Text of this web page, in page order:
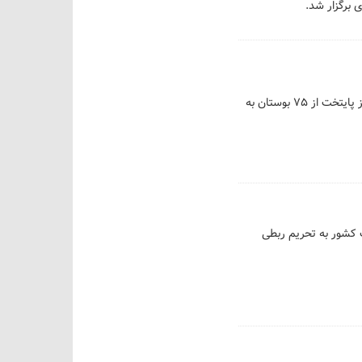
شهردار تهران گفت: تعداد پارک‌های تهران در زمان فعالیت مدیرعامل سابق سازمان بوستان‌ها و فضای سبز پایتخت از ۷۵ بوستان به
تجزیه ایران ناکام ماندند، گفت: ۹۵ درصد مشکلات کشور به تحریم ربطی